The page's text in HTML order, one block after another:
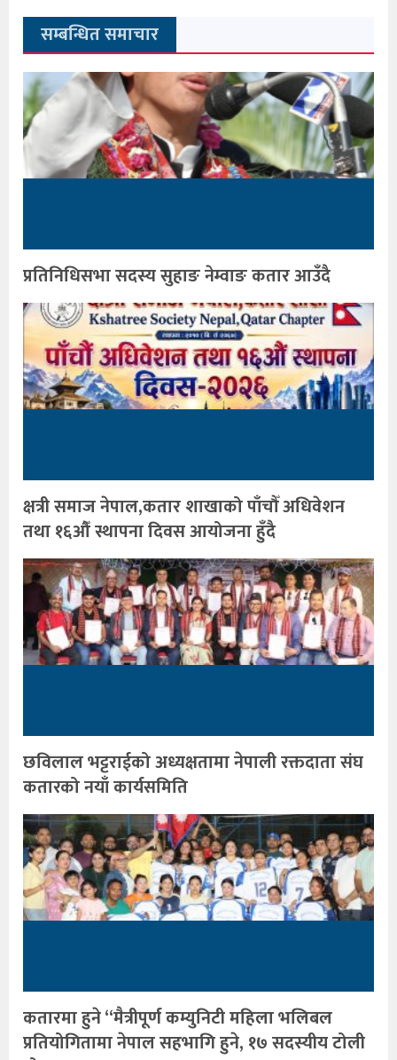
सम्बन्धित समाचार
प्रतिनिधिसभा सदस्य सुहाङ नेम्वाङ कतार आउँदै
क्षत्री समाज नेपाल,कतार शाखाको पाँचौँ अधिवेशन
तथा १६औँ स्थापना दिवस आयोजना हुँदै
छविलाल भट्टराईको अध्यक्षतामा नेपाली रक्तदाता संघ
कतारको नयाँ कार्यसमिति
कतारमा हुने “मैत्रीपूर्ण कम्युनिटी महिला भलिबल
प्रतियोगितामा नेपाल सहभागि हुने, १७ सदस्यीय टोली